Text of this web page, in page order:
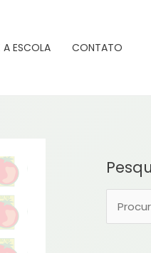
A ESCOLA CONTATO